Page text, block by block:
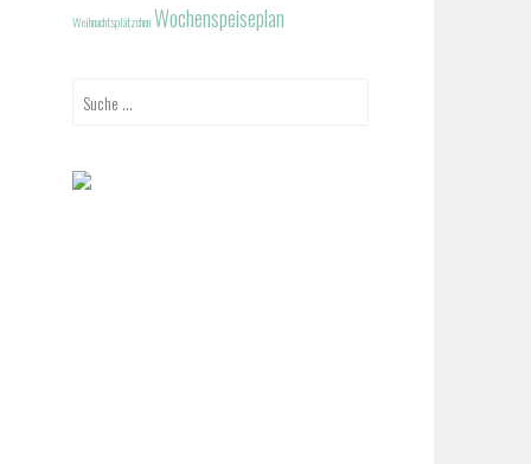
WeihnachtsplätzchenWochenspeiseplan
Suche